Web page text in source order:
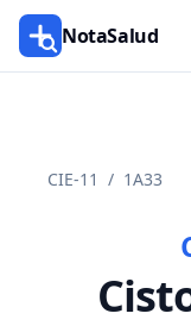
NotaSalud
CIE-11 / 1A33